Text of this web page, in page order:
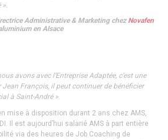
».
Administrative & Marketing chez Novafen
en Alsace
avons avec l’Entreprise Adaptée, c’est une
Jean François, il peut continuer de bénéficier
à Saint-André ».
mise à disposition durant 2 ans chez AMS,
Il est aujourd’hui salarié AMS à part entière
via des heures de Job Coaching de